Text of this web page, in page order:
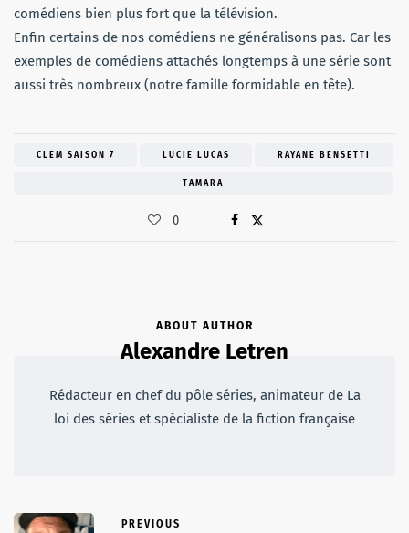
comédiens bien plus fort que la télévision.
Enfin certains de nos comédiens ne généralisons pas. Car les
exemples de comédiens attachés longtemps à une série sont
aussi très nombreux (notre famille formidable en tête).
CLEM SAISON 7 LUCIE LUCAS RAYANE BENSETTI
TAMARA
0
ABOUT AUTHOR
Alexandre Letren
Rédacteur en chef du pôle séries, animateur de La
loi des séries et spécialiste de la fiction française
PREVIOUS